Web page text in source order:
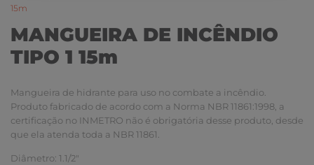
15m
MANGUEIRA DE INCÊNDIO
TIPO 1 15m
Mangueira de hidrante para uso no combate a incêndio.
Produto fabricado de acordo com a Norma NBR 11861:1998, a
certificação no INMETRO não é obrigatória desse produto, desde
que ela atenda toda a NBR 11861.
Diâmetro: 1.1/2″